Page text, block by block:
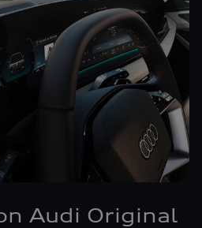
Audi Original